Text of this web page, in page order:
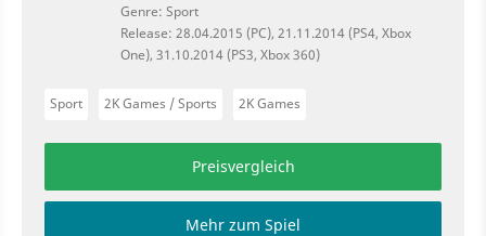
Genre: Sport
Release: 28.04.2015 (PC), 21.11.2014 (PS4, Xbox
One), 31.10.2014 (PS3, Xbox 360)
Sport 2K Games / Sports 2K Games
Preisvergleich
Mehr zum Spiel